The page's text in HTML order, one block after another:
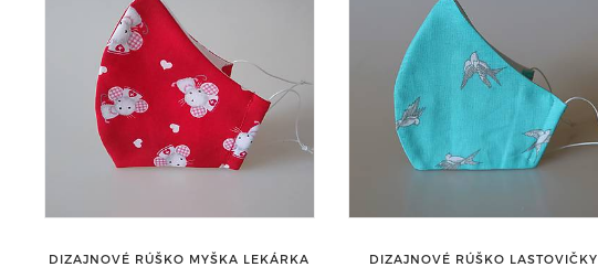
DIZAJNOVÉ RÚŠKO MYŠKA LEKÁRKA
DIZAJNOVÉ RÚŠKO LASTOVIČKY